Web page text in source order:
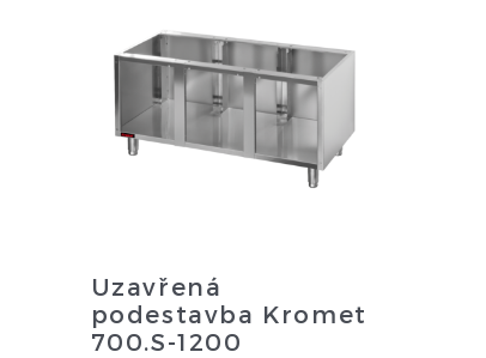
Uzavřená
podestavba Kromet
700.S-1200